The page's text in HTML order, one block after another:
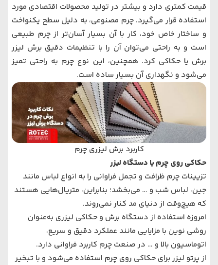
قیمت کمتری دارد و بیشتر در تولید محصولات اقتصادی مورد
استفاده قرار می‌گیرد. چرم مصنوعی، به دلیل سطح یکنواخت
و ساختار خاص خود، کار با آن بسیار آسان‌تر از چرم طبیعی
است و به راحتی می‌توان آن را با تنظیمات دقیق برش لیزر
برش یا حکاکی کرد. همچنین، این نوع چرم به راحتی تمیز
می‌شود و نگهداری آن بسیار ساده است.
کاربرد برش لیزری چرم
حکاکی روی چرم با دستگاه لیزر
تزیینات چرم ظرافت و تجمل فراوانی را به انواع لباس مانند
جین، لباس شب و … می‌بخشد؛ بنابراین، متریال‌هایی هستند
که هیچ‌وقت از دنیای مد کنار نمی‌روند.
امروزه استفاده از دستگاه برش و حکاکی لیزری به‌عنوان
روشی نوین با مزایایی مانند عملکرد دقیق و سریع،
اتوماسیون بالا و … در صنعت چرم کاربرد فراوانی دارد.
از پرتو لیزر برای حکاکی روی چرم استفاده می‌شود و با تبخیر